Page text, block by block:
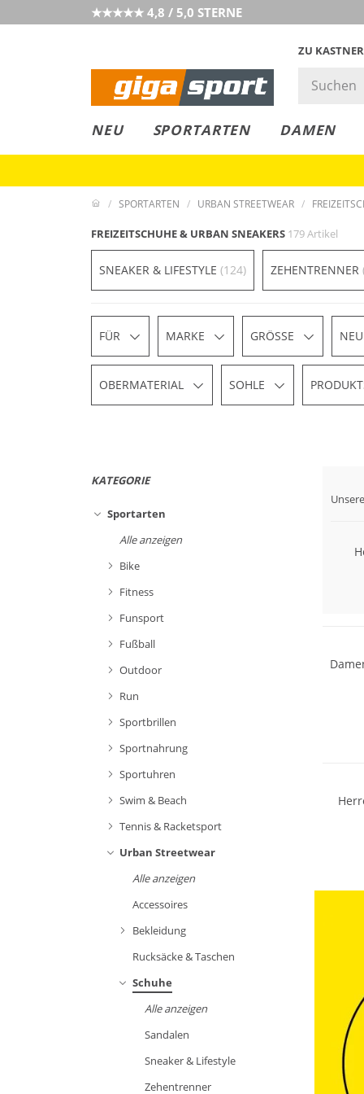
★★★★★ 4,8 / 5,0 STERNE
ZU
NEU SPORTARTEN DAMEN
LEASING
COLLECT
RESERVE
SPORTARTEN URBAN STREETWEAR
FREIZEITSCHUHE & URBAN SNEAKERS 179 Artikel
SNEAKER & LIFESTYLE (124) ZEHENTRENNER
FÜR MARKE GRÖSSE
OBERMATERIAL SOHLE
KATEGORIE
Sportarten
Alle anzeigen
Bike
Fitness
Funsport
Fußball
Outdoor
Run
Sportbrillen
Sportnahrung
Sportuhren
Swim & Beach
Tennis & Racketsport
Urban Streetwear
Alle anzeigen
Accessoires
Bekleidung
Rucksäcke & Taschen
Schuhe
Alle anzeigen
Sandalen
Sneaker & Lifestyle
Zehentrenner